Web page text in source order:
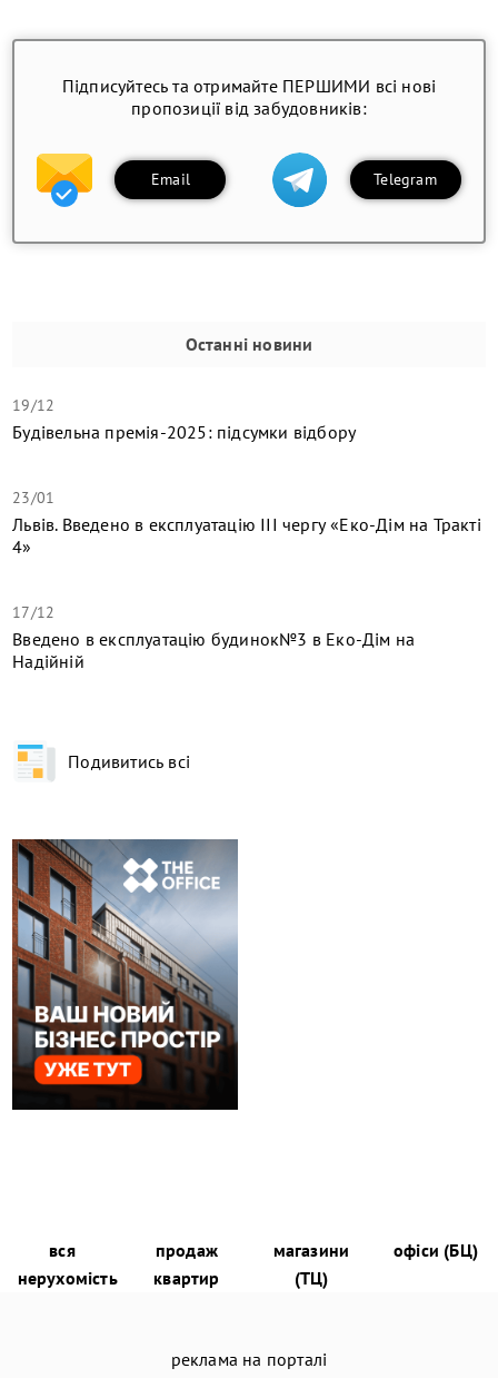
Підписуйтесь та отримайте ПЕРШИМИ всі нові
пропозиції від забудовників:
Email Telegram
Останні новини
19/12
Будівельна премія-2025: підсумки відбору
23/01
Львів. Введено в експлуатацію ІІІ чергу «Еко-Дім на Тракті
4»
17/12
​Введено в експлуатацію будинок№3 в Еко-Дім на
Надійній
Подивитись всі
вся
нерухомість
продаж
квартир
магазини
(ТЦ)
офіси (БЦ)
реклама на порталі